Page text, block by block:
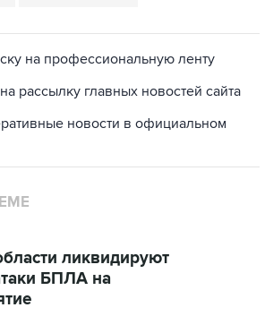
на профессиональную ленту
рассылку главных новостей сайта
новости в официальном
ликвидируют
БПЛА на